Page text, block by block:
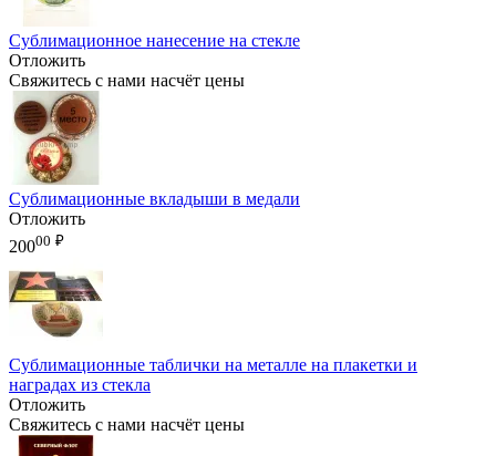
Сублимационное нанесение на стекле
Отложить
Свяжитесь с нами насчёт цены
Сублимационные вкладыши в медали
Отложить
20000 ₽
Сублимационные таблички на металле на плакетки и
наградах из стекла
Отложить
Свяжитесь с нами насчёт цены